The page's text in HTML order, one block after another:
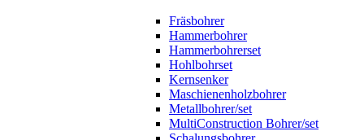
Fräsbohrer
Hammerbohrer
Hammerbohrerset
Hohlbohrset
Kernsenker
Maschienenholzbohrer
Metallbohrer/set
MultiConstruction Bohrer/set